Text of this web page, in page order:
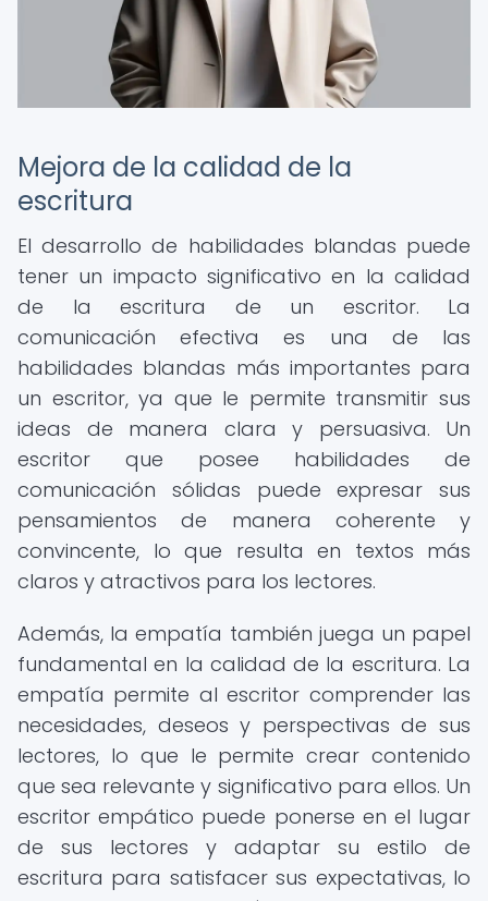
Mejora de la calidad de la
escritura
El desarrollo de habilidades blandas puede
tener un impacto significativo en la calidad
de la escritura de un escritor. La
comunicación efectiva es una de las
habilidades blandas más importantes para
un escritor, ya que le permite transmitir sus
ideas de manera clara y persuasiva. Un
escritor que posee habilidades de
comunicación sólidas puede expresar sus
pensamientos de manera coherente y
convincente, lo que resulta en textos más
claros y atractivos para los lectores.
Además, la empatía también juega un papel
fundamental en la calidad de la escritura. La
empatía permite al escritor comprender las
necesidades, deseos y perspectivas de sus
lectores, lo que le permite crear contenido
que sea relevante y significativo para ellos. Un
escritor empático puede ponerse en el lugar
de sus lectores y adaptar su estilo de
escritura para satisfacer sus expectativas, lo